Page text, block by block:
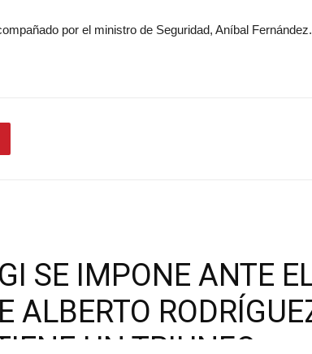
por el ministro de Seguridad, Aníbal Fernández.